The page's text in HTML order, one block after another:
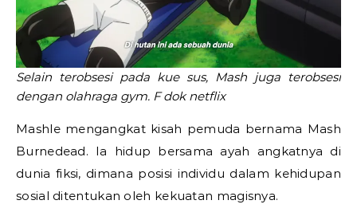
Selain terobsesi pada kue sus, Mash juga terobsesi
dengan olahraga gym. F dok netflix
Mashle mengangkat kisah pemuda bernama Mash
Burnedead. Ia hidup bersama ayah angkatnya di
dunia fiksi, dimana posisi individu dalam kehidupan
sosial ditentukan oleh kekuatan magisnya.